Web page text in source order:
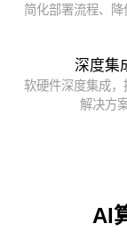
简化部署流程、
深度集
软硬件深度集成，
解决方
AI